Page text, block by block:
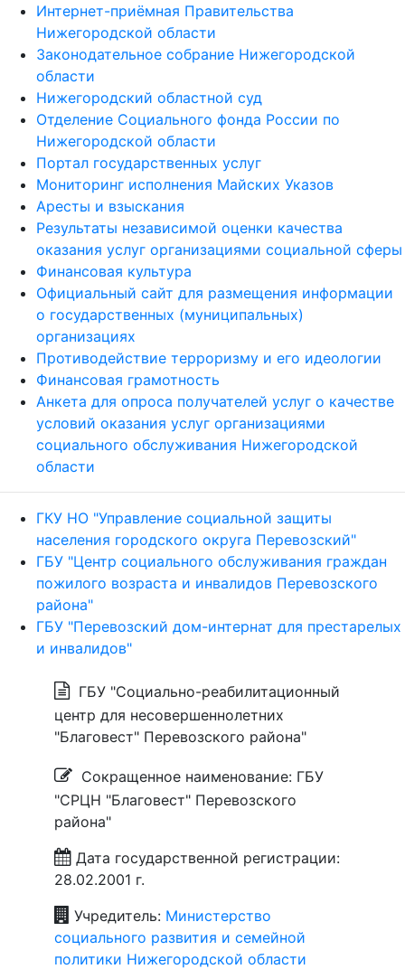
Интернет-приёмная Правительства
Нижегородской области
Законодательное собрание Нижегородской
области
Нижегородский областной суд
Отделение Социального фонда России по
Нижегородской области
Портал государственных услуг
Мониторинг исполнения Майских Указов
Аресты и взыскания
Результаты независимой оценки качества
оказания услуг организациями социальной сферы
Финансовая культура
Официальный сайт для размещения информации
о государственных (муниципальных)
организациях
Противодействие терроризму и его идеологии
Финансовая грамотность
Анкета для опроса получателей услуг о качестве
условий оказания услуг организациями
социального обслуживания Нижегородской
области
ГКУ НО "Управление социальной защиты
населения городского округа Перевозский"
ГБУ "Центр социального обслуживания граждан
пожилого возраста и инвалидов Перевозского
района"
ГБУ "Перевозский дом-интернат для престарелых
и инвалидов"
ГБУ "Социально-реабилитационный
центр для несовершеннолетних
"Благовест" Перевозского района"
Сокращенное наименование: ГБУ
"СРЦН "Благовест" Перевозского
района"
Дата государственной регистрации:
28.02.2001 г.
Учредитель: Министерство
социального развития и семейной
политики Нижегородской области